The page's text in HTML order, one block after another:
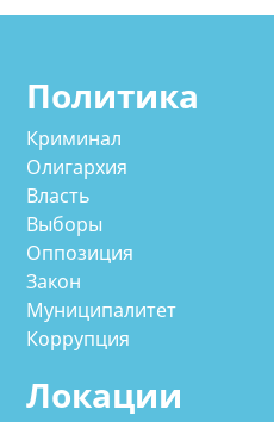
Политика
Криминал
Олигархия
Власть
Выборы
Оппозиция
Закон
Муниципалитет
Коррупция
Локации